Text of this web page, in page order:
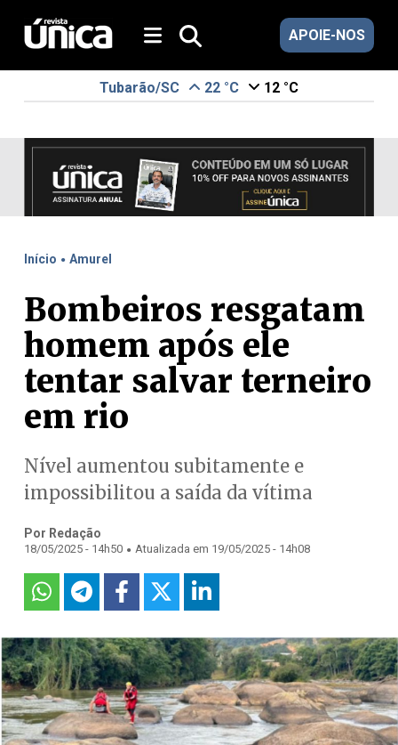
APOIE-NOS
Tubarão/SC 22 °C 12 °C
Início . Amurel
Bombeiros resgatam
homem após ele
tentar salvar terneiro
em rio
Nível aumentou subitamente e
impossibilitou a saída da vítima
Por Redação
18/05/2025 - 14h50 . Atualizada em 19/05/2025 - 14h08